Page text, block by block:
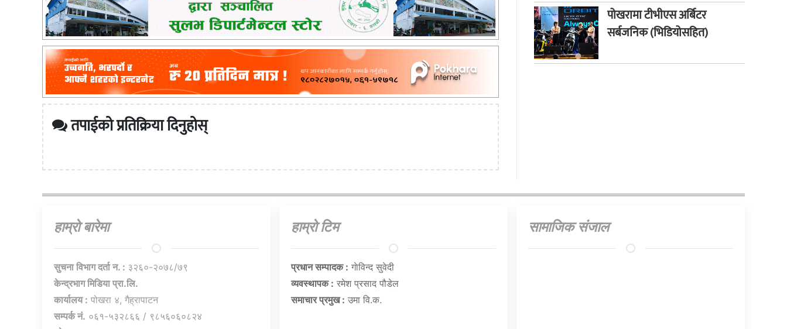
तपाईको प्रतिक्रिया दिनुहोस्
पोखरामा टीभीएस अर्बिटर
सर्बजनिक (भिडियोसहित)
हाम्राे बारेमा
सुचना विभाग दर्ता न. : ३२६०-२०७८/७९
केन्द्रभाग मिडिया प्रा.लि.
कार्यालय : पोखरा ४, गैह्रापाटन
सम्पर्क नं. ०६१-५३२८६६ / ९८५६०६०८२४
हाम्राे टिम
प्रधान सम्पादक : गाेविन्द सुवेदी
व्यवस्थापक : रमेश प्रसाद पौडेल
समाचार प्रमुख : उमा वि.क.
सामाजिक संजाल